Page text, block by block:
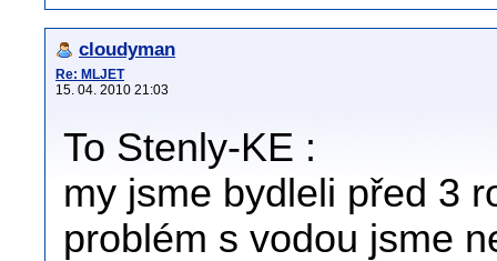
cloudyman
Re: MLJET
15. 04. 2010 21:03
To Stenly-KE :
my jsme bydleli před 3
problém s vodou jsme